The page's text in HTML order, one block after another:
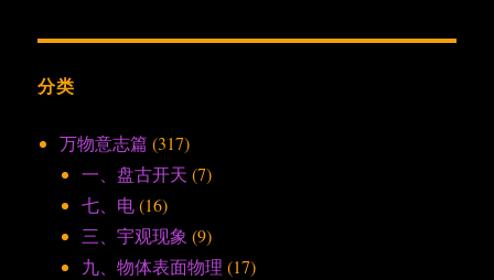
分类
万物意志篇 (317)
一、盘古开天 (7)
七、电(16)
三、宇观现象 (9)
九、物体表面物理 (17)